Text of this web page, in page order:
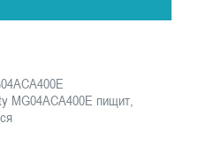
MG04ACA400E пищит,